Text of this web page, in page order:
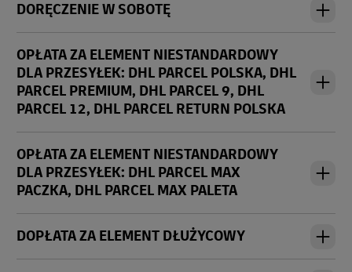
DORĘCZENIE W SOBOTĘ
OPŁATA ZA ELEMENT NIESTANDARDOWY
DLA PRZESYŁEK: DHL PARCEL POLSKA, DHL
PARCEL PREMIUM, DHL PARCEL 9, DHL
PARCEL 12, DHL PARCEL RETURN POLSKA
OPŁATA ZA ELEMENT NIESTANDARDOWY
DLA PRZESYŁEK: DHL PARCEL MAX
PACZKA, DHL PARCEL MAX PALETA
DOPŁATA ZA ELEMENT DŁUŻYCOWY